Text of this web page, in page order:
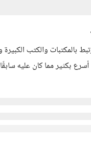
بالمكتبات والكتب
أسرع بكثير مما كان عليه